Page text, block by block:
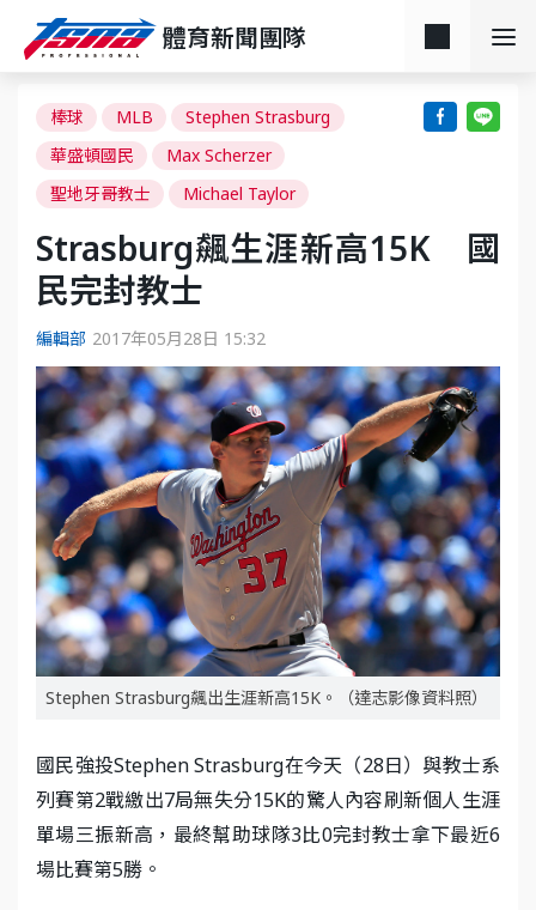
體育新聞團隊
棒球 MLB
Stephen Strasburg
華盛頓國民
Max Scherzer
聖地牙哥教士
Michael Taylor
Strasburg飆生涯新高15K 國
民完封教士
編輯部 2017年05月28日 15:32
Stephen Strasburg飆出生涯新高15K。（達志影像資料照）
國民強投Stephen Strasburg在今天（28日）與教士系
列賽第2戰繳出7局無失分15K的驚人內容刷新個人生涯
單場三振新高，最終幫助球隊3比0完封教士拿下最近6
場比賽第5勝。